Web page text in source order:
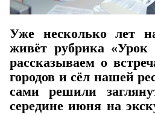
Уже несколько лет
живёт рубрика
рассказываем о
городов и сёл нашей
сами решили
середине июня на